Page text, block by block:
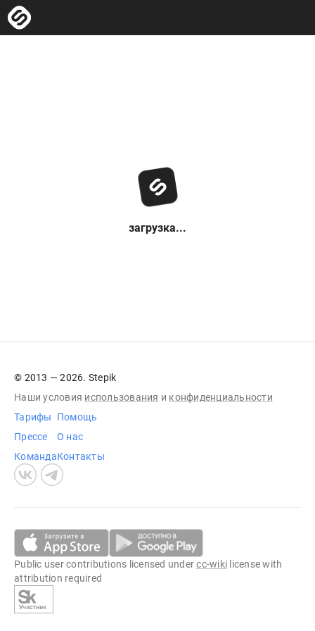
загрузка...
© 2013 — 2026. Stepik
Наши условия использования и конфиденциальности
Тарифы
Прессе
Команда
Помощь
О нас
Контакты
Public user contributions licensed undercc-wiki license with
attribution required